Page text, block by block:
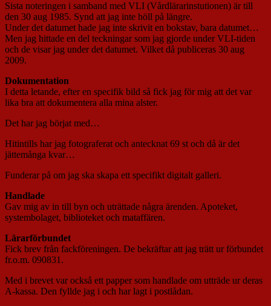
Sista noteringen i samband med VLI (Vårdlärarinstutionen) är till
den 30 aug 1985. Synd att jag inte höll på längre.
Under det datumet hade jag inte skrivit en bokstav, bara datumet…
Men jag hittade en del teckningar som jag gjorde under VLI-tiden
och de visar jag under det datumet. Vilket då publiceras 30 aug
2009.
Dokumentation
I detta letande, efter en specifik bild så fick jag för mig att det var
lika bra att dokumentera alla mina alster.
Det har jag börjat med…
Hitintills har jag fotograferat och antecknat 69 st och då är det
jättemånga kvar…
Funderar på om jag ska skapa ett specifikt digitalt galleri.
Handlade
Gav mig av in till byn och uträttade några ärenden. Apoteket,
systembolaget, biblioteket och mataffären.
Lärarförbundet
Fick brev från fackföreningen. De bekräftar att jag trätt ur förbundet
fr.o.m. 090831.
Med i brevet var också ett papper som handlade om utträde ur deras
A-kassa. Den fyllde jag i och har lagt i postlådan.